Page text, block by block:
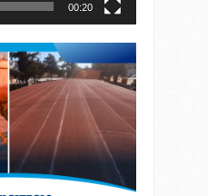
00:20